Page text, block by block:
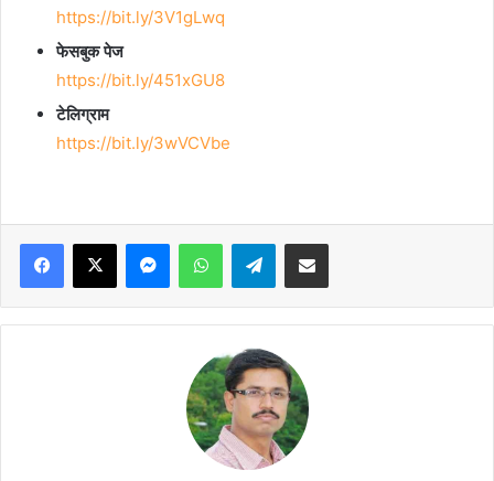
https://bit.ly/3V1gLwq
फेसबुक पेज
https://bit.ly/451xGU8
टेलिग्राम
https://bit.ly/3wVCVbe
Facebook
X MessengerWhatsAppTelegramShare via Email